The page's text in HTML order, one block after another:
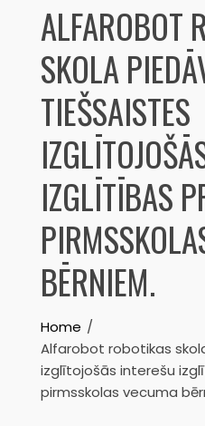
ALFAROBOT
SKOLA
TIEŠSAISTES
IZGLĪTĪBAS
BĒRNIEM.
Home
Alfarobot robotikas
izglītojošās interešu
pirmsskolas vecuma